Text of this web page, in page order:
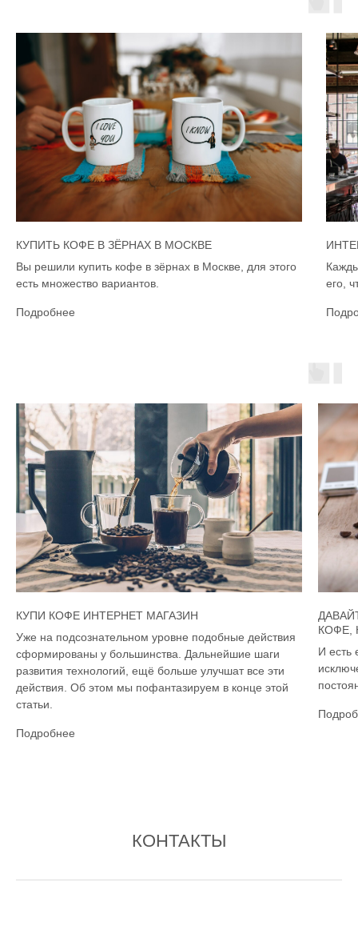
КУПИТЬ КОФЕ В ЗЁРНАХ В МОСКВЕ
Вы решили купить кофе в зёрнах в Москве, для этого
есть множество вариантов.
Подробнее
его,
КУПИ КОФЕ ИНТЕРНЕТ МАГАЗИН
Уже на подсознательном уровне подобные действия
сформированы у большинства. Дальнейшие шаги
развития технологий, ещё больше улучшат все эти
действия. Об этом мы пофантазируем в конце этой
статьи.
Подробнее
КОФЕ,
И есть
КОНТАКТЫ